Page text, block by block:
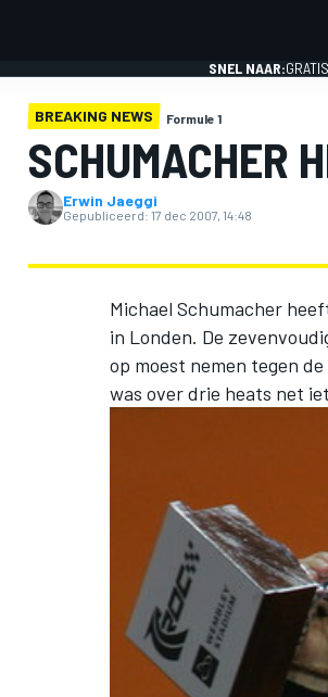
SNEL NAAR:
BREAKING NEWS Formule 1
SCHUMACHER
Erwin Jaeggi
Gepubliceerd: 17 dec 2007, 14:48
Michael Schumacher
in Londen. De
op moest nemen tegen
was over drie heats net